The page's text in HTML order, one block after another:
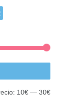
Precio
Precio
10€ —30€